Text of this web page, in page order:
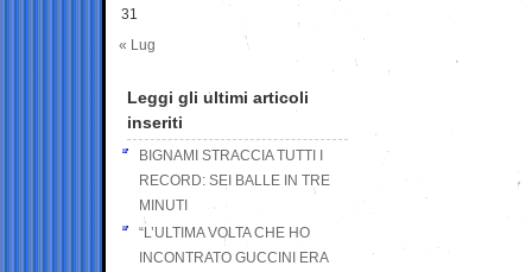
31
« Lug
Leggi gli ultimi articoli
inseriti
BIGNAMI STRACCIA TUTTI I
RECORD: SEI BALLE IN TRE
MINUTI
“L’ULTIMA VOLTA CHE HO
INCONTRATO GUCCINI ERA